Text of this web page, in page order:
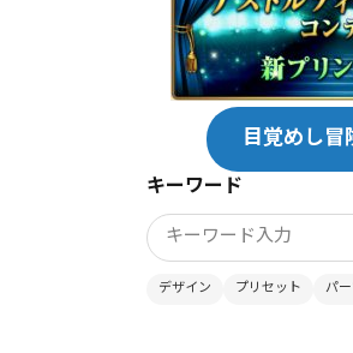
目覚めし冒
キーワード
デザイン プリセット パー